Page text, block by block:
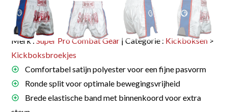
Merk :Super Pro Combat Gear | Categorie : Kickboksen >
Kickboksbroekjes
Comfortabel satijn polyester voor een fijne pasvorm
Ronde split voor optimale bewegingsvrijheid
Brede elastische band met binnenkoord voor extra